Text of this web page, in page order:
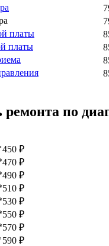
платы
платы
ремонта по
450 ₽
470 ₽
490 ₽
510 ₽
530 ₽
550 ₽
570 ₽
590 ₽